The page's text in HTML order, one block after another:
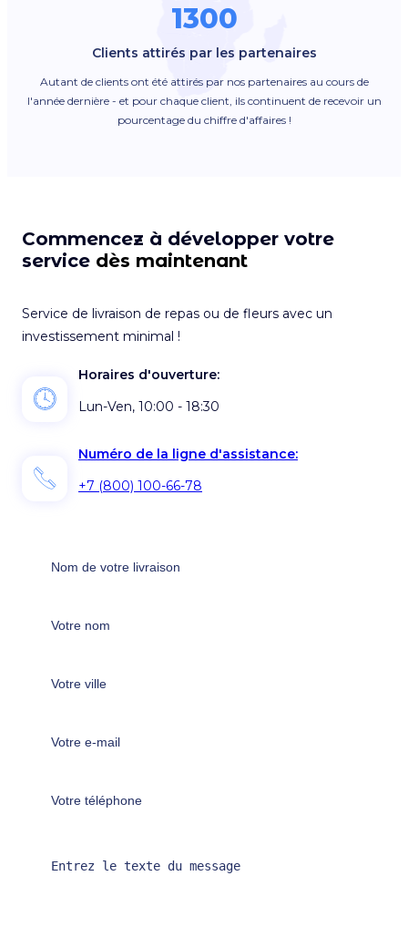
1300
Clients attirés par les partenaires
Autant de clients ont été attirés par nos partenaires au cours de
l'année dernière - et pour chaque client, ils continuent de recevoir un
pourcentage du chiffre d'affaires !
Commencez à développer votre
service dès maintenant
Service de livraison de repas ou de fleurs avec un
investissement minimal !
Horaires d'ouverture:
Lun-Ven, 10:00 - 18:30
Numéro de la ligne d'assistance:
+7 (800) 100-66-78